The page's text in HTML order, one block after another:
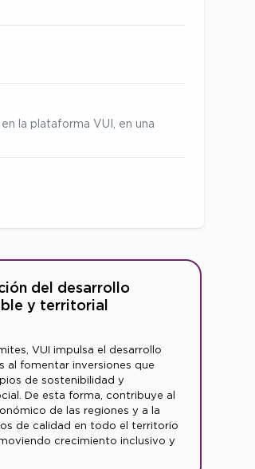
la plataforma VUI, en una
del desarrollo
y territorial
VUI impulsa el desarrollo
al fomentar inversiones que
de sostenibilidad y
De esta forma, contribuye al
de las regiones y a la
de calidad en todo el territorio
crecimiento inclusivo y